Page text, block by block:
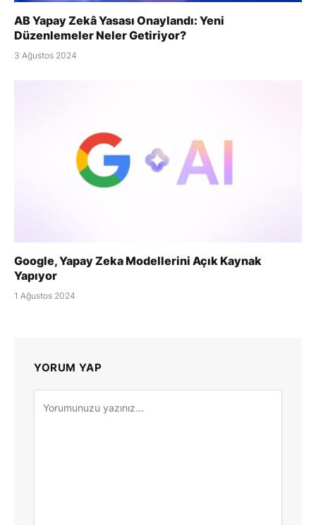
AB Yapay Zekâ Yasası Onaylandı: Yeni
Düzenlemeler Neler Getiriyor?
3 Ağustos 2024
Google, Yapay Zeka Modellerini Açık Kaynak
Yapıyor
1 Ağustos 2024
YORUM YAP